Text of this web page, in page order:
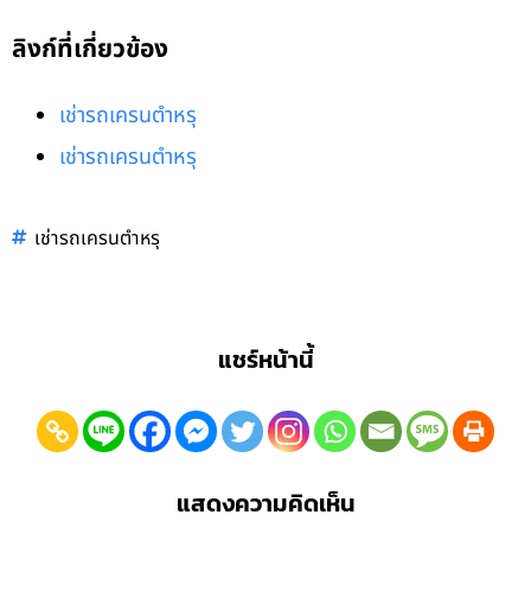
ลิงก์ที่เกี่ยวข้อง
เช่ารถเครนตำหรุ
เช่ารถเครนตำหรุ
เช่ารถเครนตำหรุ
แชร์หน้านี้
แสดงความคิดเห็น